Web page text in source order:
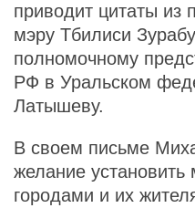
приводит цитаты из
мэру Тбилиси
полномочному
РФ в Уральском
Латышеву.
В своем письме
желание
городами и их